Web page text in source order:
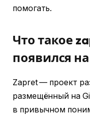
помогать.
Что такое
появился
Zapret — проект
размещённый на
в привычном